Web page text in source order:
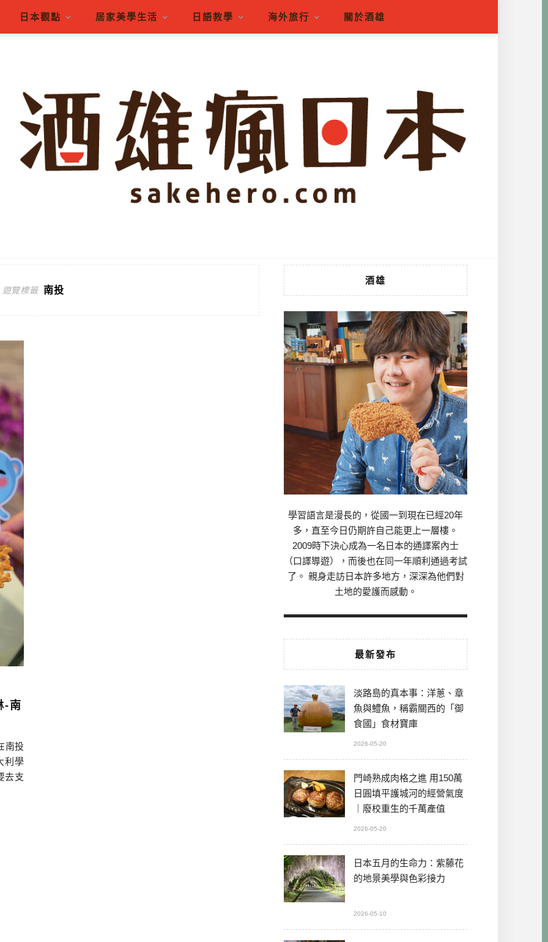
日本觀點 居家美學生活 日語教學 海外旅行 關於酒雄
遊覽標籤 南投
-南
南投
利學
去支
開
酒雄
學習語言是漫長的，從國一到現在已經20年
多，直至今日仍期許自己能更上一層樓。
2009時下決心成為一名日本的通譯案內士
（口譯導遊），而後也在同一年順利通過考試
了。 親身走訪日本許多地方，深深為他們對
土地的愛護而感動。
最新發布
淡路島的真本事：洋蔥、章
魚與鱧魚，稱霸關西的「御
食國」食材寶庫
2026-05-20
門崎熟成肉格之進 用150萬
日圓填平護城河的經營氣度
｜廢校重生的千萬產值
2026-05-20
日本五月的生命力：紫藤花
的地景美學與色彩接力
2026-05-10